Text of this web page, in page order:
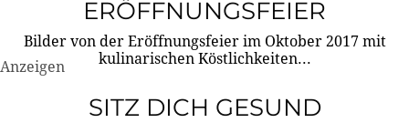
ERÖFFNUNGSFEIER
Bilder von der Eröffnungsfeier im Oktober 2017 mit
kulinarischen Köstlichkeiten...
Anzeigen
SITZ DICH GESUND